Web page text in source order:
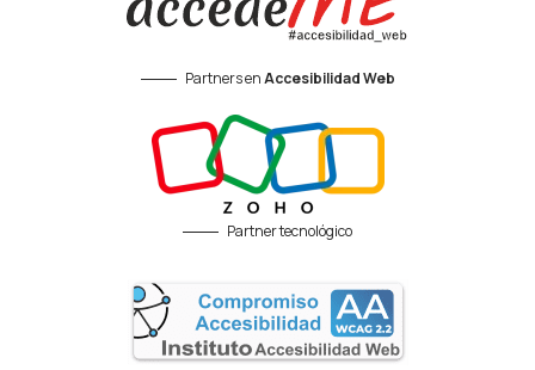
Partners enAccesibilidad Web
Partner tecnológico